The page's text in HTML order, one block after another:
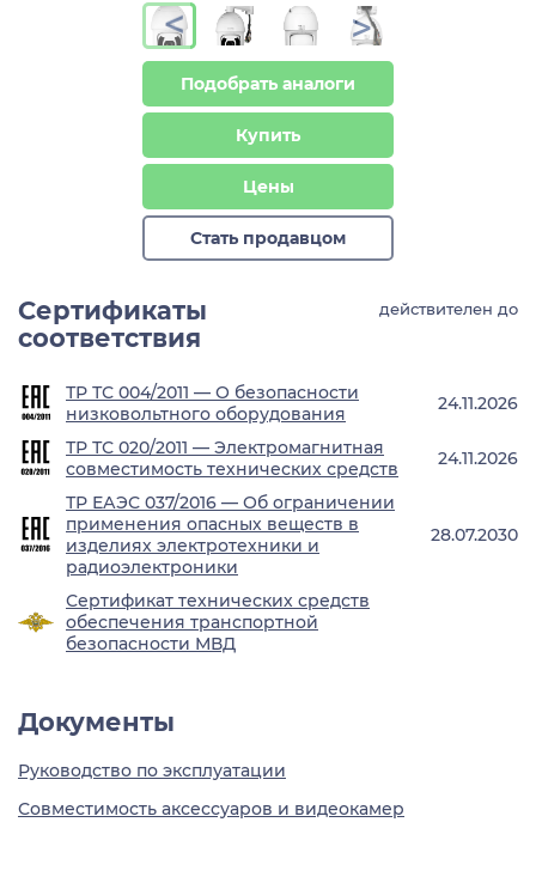
> >
Подобрать аналоги
Купить
Цены
Стать продавцом
Сертификаты
соответствия
действителен до
ТР ТС 004/2011 — О безопасности
низковольтного оборудования
24.11.2026
ТР ТС 020/2011 — Электромагнитная
совместимость технических средств
24.11.2026
ТР ЕАЭС 037/2016 — Об ограничении
применения опасных веществ в
изделиях электротехники и
радиоэлектроники
28.07.2030
Сертификат технических средств
обеспечения транспортной
безопасности МВД
Документы
Руководство по эксплуатации
Совместимость аксессуаров и видеокамер